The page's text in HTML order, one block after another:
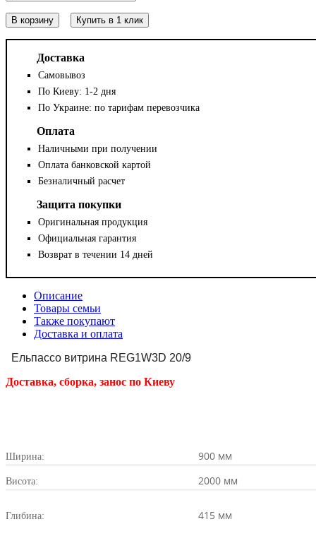
В корзину Купить в 1 клик
Доставка
Самовывоз
По Киеву: 1-2 дня
По Украине: по тарифам перевозчика
Оплата
Наличными при получении
Оплата банковской картой
Безналичный расчет
Защита покупки
Оригинальная продукция
Официальная гарантия
Возврат в течении 14 дней
Описание
Товары семьи
Также покупают
Доставка и оплата
Ельпассо витрина REG1W3D 20/9
Доставка, сборка, занос по Киеву
Ширина: 900 мм
Висота: 2000 мм
Глибина: 415 мм